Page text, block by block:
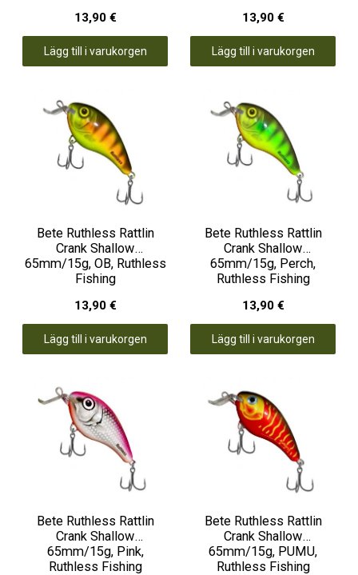
13,90 €
Lägg till i varukorgen
13,90 €
Lägg till i varukorgen
Bete Ruthless Rattlin
Crank Shallow
65mm/15g, OB, Ruthless
Fishing
13,90 €
Lägg till i varukorgen
Bete Ruthless Rattlin
Crank Shallow
65mm/15g, Perch,
Ruthless Fishing
13,90 €
Lägg till i varukorgen
Bete Ruthless Rattlin
Crank Shallow
65mm/15g, Pink,
Ruthless Fishing
Bete Ruthless Rattlin
Crank Shallow
65mm/15g, PUMU,
Ruthless Fishing